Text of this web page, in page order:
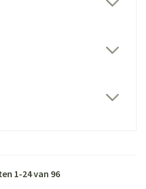
1-24van 96